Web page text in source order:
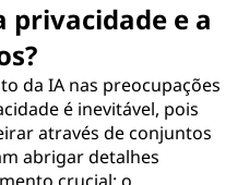
privacidade e a
da IA nas preocupações
é inevitável, pois
através de conjuntos
abrigar detalhes